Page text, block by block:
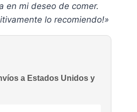
en mi deseo de comer.
lo recomiendo!»
a Estados Unidos y